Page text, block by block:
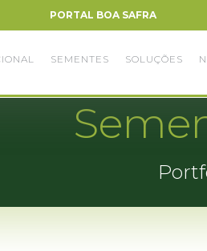
PORTAL BOA SAFRA
SEMENTES SOLUÇÕES